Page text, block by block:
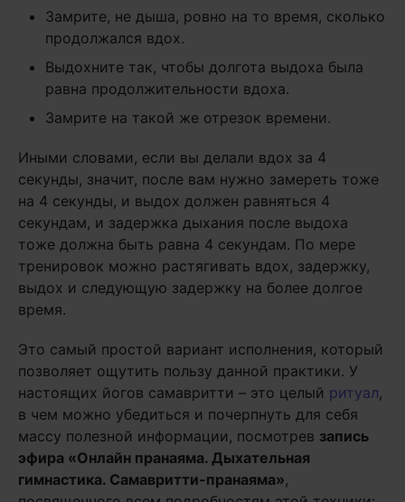
Замрите, не дыша, ровно на то время, сколько
продолжался вдох.
Выдохните так, чтобы долгота выдоха была
равна продолжительности вдоха.
Замрите на такой же отрезок времени.
Иными словами, если вы делали вдох за 4
секунды, значит, после вам нужно замереть тоже
на 4 секунды, и выдох должен равняться 4
секундам, и задержка дыхания после выдоха
тоже должна быть равна 4 секундам. По мере
тренировок можно растягивать вдох, задержку,
выдох и следующую задержку на более долгое
время.
Это самый простой вариант исполнения, который
позволяет ощутить пользу данной практики. У
настоящих йогов самавритти – это целый ритуал,
в чем можно убедиться и почерпнуть для себя
массу полезной информации, посмотрев запись
эфира «Онлайн пранаяма. Дыхательная
гимнастика. Самавритти-пранаяма»,